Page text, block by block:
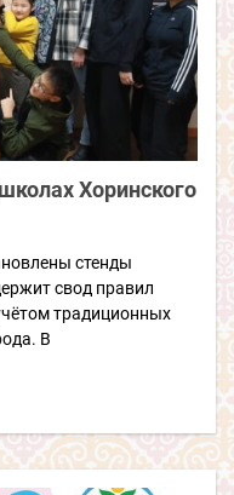
Хоринского
стенды
свод правил
традиционных
В